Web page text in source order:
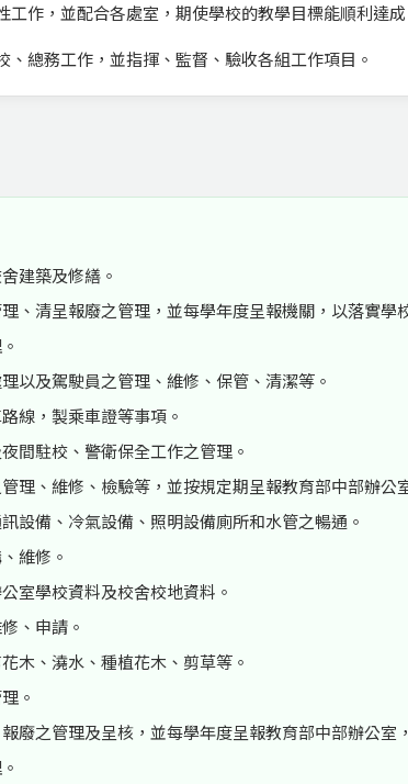
工作，並配合各處室，期使學校的教學目標能順利達成
、總務工作，並指揮、監督、驗收各組工作項目。
建築及修繕。
、清呈報廢之管理，並每學年度呈報機關，以落實學
以及駕駛員之管理、維修、保管、清潔等。
線，製乘車證等事項。
間駐校、警衛保全工作之管理。
理、維修、檢驗等，並按規定期呈報教育部中部辦公
設備、冷氣設備、照明設備廁所和水管之暢通。
維修。
室學校資料及校舍校地資料。
、申請。
木、澆水、種植花木、剪草等。
。
廢之管理及呈核，並每學年度呈報教育部中部辦公室